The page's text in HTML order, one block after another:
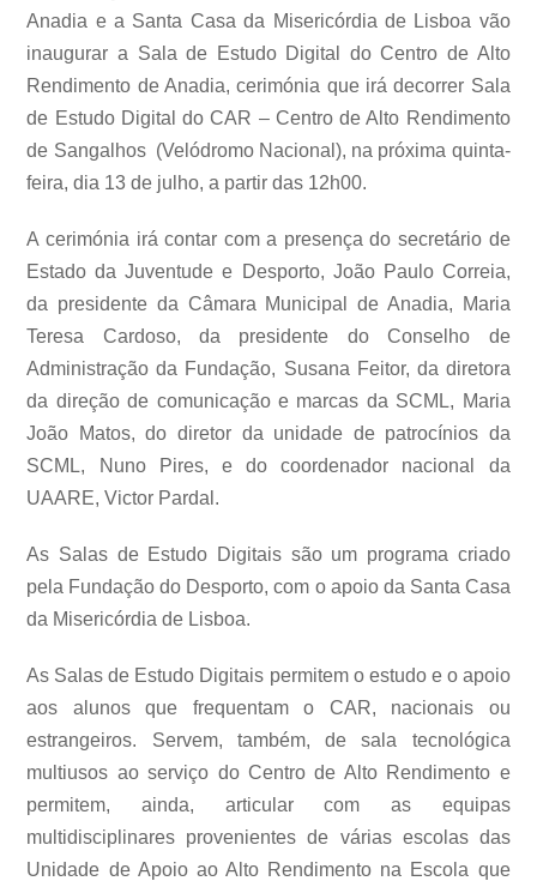
Anadia e a Santa Casa da Misericórdia de Lisboa vão
inaugurar a Sala de Estudo Digital do Centro de Alto
Rendimento de Anadia, cerimónia que irá decorrer Sala
de Estudo Digital do CAR – Centro de Alto Rendimento
de Sangalhos (Velódromo Nacional), na próxima quinta-
feira, dia 13 de julho, a partir das 12h00.
A cerimónia irá contar com a presença do secretário de
Estado da Juventude e Desporto, João Paulo Correia,
da presidente da Câmara Municipal de Anadia, Maria
Teresa Cardoso, da presidente do Conselho de
Administração da Fundação, Susana Feitor, da diretora
da direção de comunicação e marcas da SCML, Maria
João Matos, do diretor da unidade de patrocínios da
SCML, Nuno Pires, e do coordenador nacional da
UAARE, Victor Pardal.
As Salas de Estudo Digitais são um programa criado
pela Fundação do Desporto, com o apoio da Santa Casa
da Misericórdia de Lisboa.
As Salas de Estudo Digitais permitem o estudo e o apoio
aos alunos que frequentam o CAR, nacionais ou
estrangeiros. Servem, também, de sala tecnológica
multiusos ao serviço do Centro de Alto Rendimento e
permitem, ainda, articular com as equipas
multidisciplinares provenientes de várias escolas das
Unidade de Apoio ao Alto Rendimento na Escola que